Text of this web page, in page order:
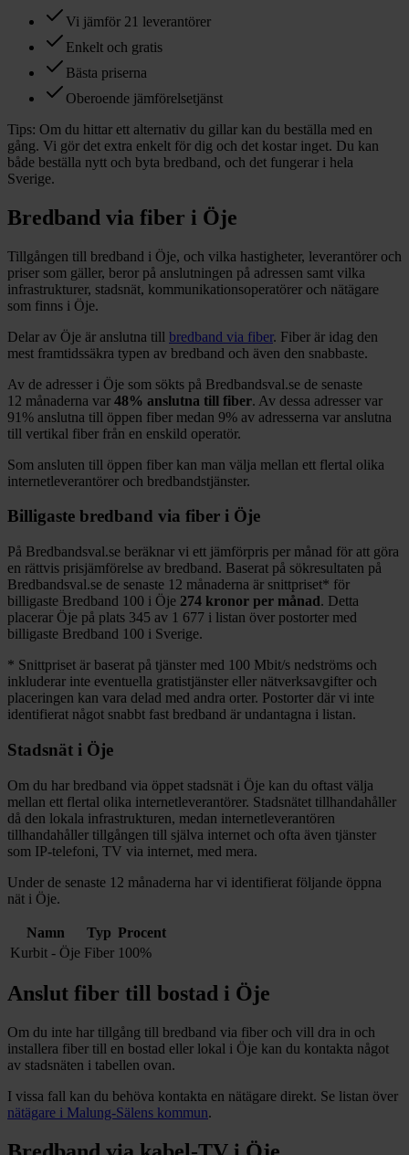
Vi jämför 21 leverantörer
Enkelt och gratis
Bästa priserna
Oberoende jämförelsetjänst
Tips: Om du hittar ett alternativ du gillar kan du beställa med en
gång. Vi gör det extra enkelt för dig och det kostar inget. Du kan
både beställa nytt och byta bredband, och det fungerar i hela
Sverige.
Bredband via fiber i Öje
Tillgången till bredband i Öje, och vilka hastigheter, leverantörer och
priser som gäller, beror på anslutningen på adressen samt vilka
infrastrukturer, stadsnät, kommunikationsoperatörer och nätägare
som finns i Öje.
Delar av Öje är anslutna till bredband via fiber. Fiber är idag den
mest framtidssäkra typen av bredband och även den snabbaste.
Av de adresser i Öje som sökts på Bredbandsval.se de senaste
12 månaderna var 48% anslutna till fiber. Av dessa adresser var
91% anslutna till öppen fiber medan 9% av adresserna var anslutna
till vertikal fiber från en enskild operatör.
Som ansluten till öppen fiber kan man välja mellan ett flertal olika
internetleverantörer och bredbandstjänster.
Billigaste bredband via fiber i Öje
På Bredbandsval.se beräknar vi ett jämförpris per månad för att göra
en rättvis prisjämförelse av bredband. Baserat på sökresultaten på
Bredbandsval.se de senaste 12 månaderna är snittpriset* för
billigaste Bredband 100 i Öje 274 kronor per månad. Detta
placerar Öje på plats 345 av 1 677 i listan över postorter med
billigaste Bredband 100 i Sverige.
* Snittpriset är baserat på tjänster med 100 Mbit/s nedströms och
inkluderar inte eventuella gratistjänster eller nätverksavgifter och
placeringen kan vara delad med andra orter. Postorter där vi inte
identifierat något snabbt fast bredband är undantagna i listan.
Stadsnät i Öje
Om du har bredband via öppet stadsnät i Öje kan du oftast välja
mellan ett flertal olika internetleverantörer. Stadsnätet tillhandahåller
då den lokala infrastrukturen, medan internetleverantören
tillhandahåller tillgången till själva internet och ofta även tjänster
som IP-telefoni, TV via internet, med mera.
Under de senaste 12 månaderna har vi identifierat följande öppna
nät i Öje.
Namn Typ Procent
Kurbit - Öje Fiber 100%
Anslut fiber till bostad i Öje
Om du inte har tillgång till bredband via fiber och vill dra in och
installera fiber till en bostad eller lokal i Öje kan du kontakta något
av stadsnäten i tabellen ovan.
I vissa fall kan du behöva kontakta en nätägare direkt. Se listan över
nätägare i Malung-Sälens kommun.